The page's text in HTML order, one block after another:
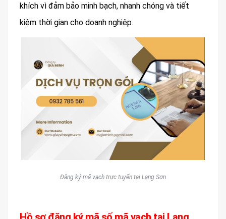
khích vì đảm bảo minh bạch, nhanh chóng và tiết
kiệm thời gian cho doanh nghiệp.
Đăng ký mã vạch trực tuyến tại Lạng Sơn